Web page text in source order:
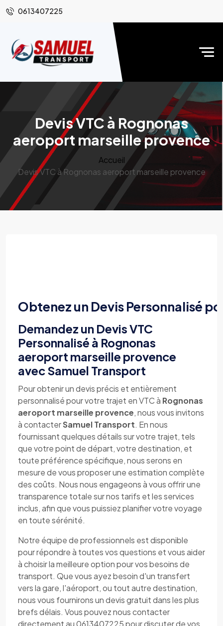
0613407225
Devis VTC à Rognonas
aeroport marseille provence
Accueil
Devis VTC à Rognonas aeroport marseille provence
Obtenez un Devis Personnalisé
Demandez un Devis VTC
Personnalisé à Rognonas
aeroport marseille provence
avec Samuel Transport
Pour obtenir un devis précis et entièrement
personnalisé pour votre trajet en VTC à Rognonas
aeroport marseille provence, nous vous invitons
à contacterSamuel Transport. En nous
fournissant quelques détails sur votre trajet, tels
que votre point de départ, votre destination, et
toute préférence spécifique, nous serons en
mesure de vous proposer une estimation complète
des coûts. Nous nous engageons à vous offrir une
transparence totale sur nos tarifs et les services
inclus, afin que vous puissiez planifier votre voyage
en toute sérénité.
Notre équipe de professionnels est disponible
pour répondre à toutes vos questions et vous aider
à choisir la meilleure option pour vos besoins de
transport. Que vous ayez besoin d'un transfert
vers la gare, l'aéroport, ou tout autre destination,
nous vous fournirons un devis gratuit dans les plus
brefs délais. Vous pouvez nous contacter
directement au 0613407225 pour discuter de vos